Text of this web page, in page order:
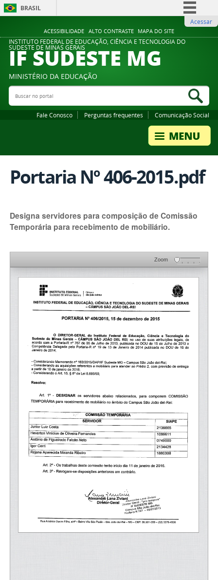
ACESSIBILIDADE ALTO CONTRASTE MAPA DO SITE
BRASIL
Comunica BR
Participe
Legislação
Acessar
INSTITUTO FEDERAL DE EDUCAÇÃO, CIÊNCIA E TECNOLOGIA DO
SUDESTE DE MINAS GERAIS
IF SUDESTE MG
MINISTÉRIO DA EDUCAÇÃO
Buscar no portal
Fale Conosco Perguntas frequentes Comunicação Social
Portaria Nº 406-2015.pdf
Designa servidores para composição de Comissão
Temporária para recebimento de mobiliário.
Zoom